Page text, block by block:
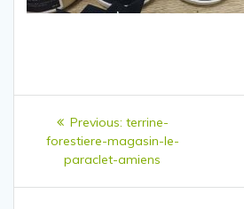
Navigation
l’article
Previous: Previous
post:
terrine-
forestiere-magasin-le-
paraclet-amiens